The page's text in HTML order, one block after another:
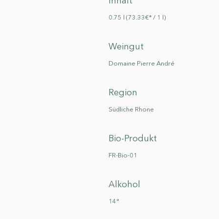
0.75 l (73.33€* / 1 l)
Weingut
Domaine Pierre André
Region
Südliche Rhone
Bio-Produkt
FR-Bio-01
Alkohol
14°